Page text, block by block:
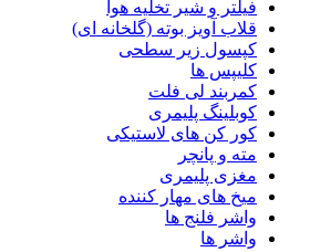
فیلتر و شیر تخلیه هوا
قلاب آویز بوته (گلخانه ای)
کپسول زیر سطحی
کلیپس ها
کمربند لی فلت
کوبلینگ پلیمری
کور کن های لاستیکی
مته و پانچر
مغزی پلیمری
میخ های مهار کننده
واشر فلنج ها
واشر ها